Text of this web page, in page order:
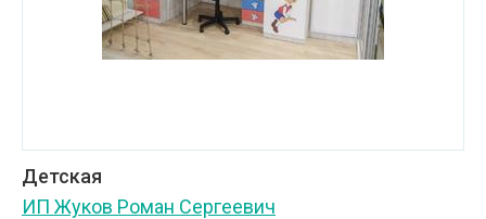
Детская
ИП Жуков Роман Сергеевич